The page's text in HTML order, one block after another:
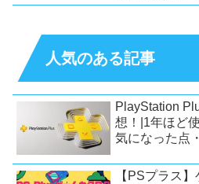
人気のある記事
PlayStation
想！|1年ほど
気になった点
【PSプラス